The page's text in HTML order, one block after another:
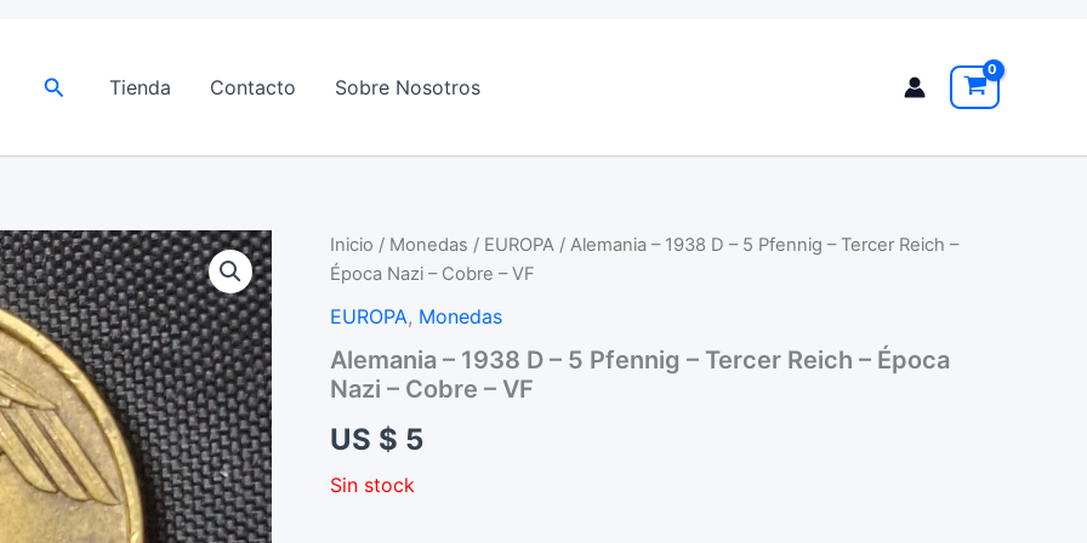
BuscarTienda Contacto Sobre Nosotros
Inicio / Monedas / EUROPA / Alemania – 1938 D – 5 Pfennig – Tercer Reich –
Época Nazi – Cobre – VF
EUROPA, Monedas
Alemania – 1938 D – 5 Pfennig – Tercer Reich – Época
Nazi – Cobre – VF
US $ 5
Sin stock